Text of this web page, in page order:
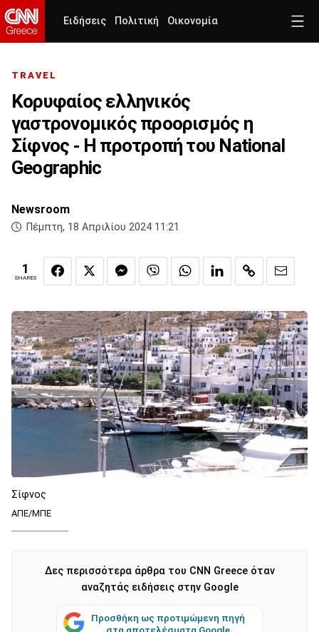
Ειδήσεις Πολιτική Οικονομία
TRAVEL
Κορυφαίος ελληνικός
γαστρονομικός προορισμός η
Σίφνος - Η προτροπή του National
Geographic
Newsroom
Πέμπτη, 18 Απριλίου 2024 11:21
1
SHARES
Σίφνος
ΑΠΕ/ΜΠΕ
Δες περισσότερα άρθρα του CNN Greece όταν
αναζητάς ειδήσεις στην Google
Προσθήκη ως προτιμώμενη πηγή
στα αποτελέσματα Google